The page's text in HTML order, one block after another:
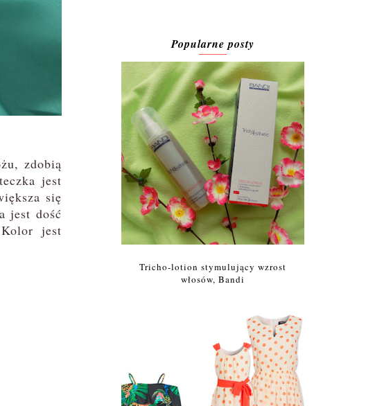
zdobią
jest
się
jest dość
jest
Popularne posty
Tricho-lotion stymulujący wzrost
włosów, Bandi